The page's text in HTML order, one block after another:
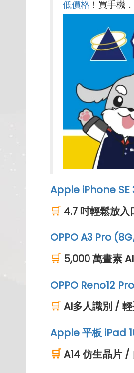
低價格 ！買手機
Apple iPhone SE
🛒 4.7 吋輕鬆放入
OPPO A3 Pro
🛒 5,000 萬畫素
OPPO Reno12
🛒 AI多人識別 /
Apple 平板 iPad
🛒A14 仿生晶片 /